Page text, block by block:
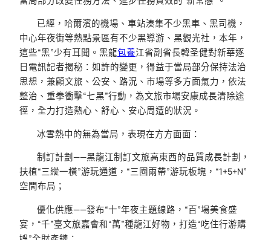
已經，哈爾濱的機場、車站湊集不少黑車、黑司機，
中心年夜街等熱點景區有不少黑導游、黑觀光社，本年，
這些“黑”少有耳聞。黑龍包養江省副省長韓圣健對新華逐
日電訊記者揭秘：如許的變更，得益于當局部分保持法治
思想，兼顧文旅、公安、路況、市場等多方面氣力，依法
整治、重拳衝擊“七黑”行動，為文旅市場安康成長清除途
徑，全力打造熱心、舒心、安心周遭的狀況。
冰雪熱中的無為當局，表現在方方面面：
制訂計劃——黑龍江制訂文旅高東西的品質成長計劃，
扶植“三縱一橫”游玩通道，“三圈兩帶”游玩板塊，“1+5+N”
空間布局；
優化供應——發布“十”年夜主題線路，“百”場美食盛
宴，“千”臺文旅嘉會和“萬”種龍江好物，打造“吃住行游購